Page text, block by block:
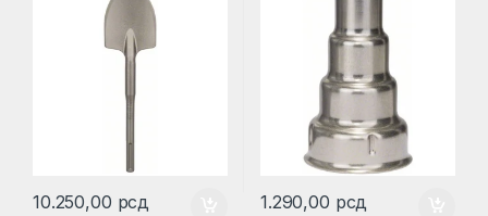
10.250,00 рсд 1.290,00 рсд